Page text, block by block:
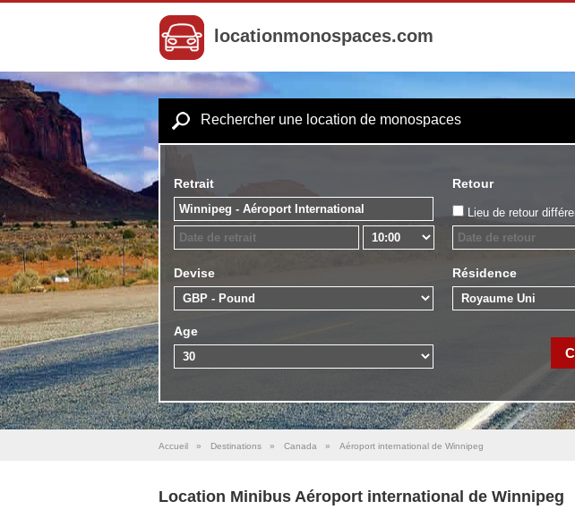
locationmonospaces.com
Rechercher une location de monospaces
Retrait Retour
Lieu de retour
Devise Résidence
Age
Accueil » Destinations » Canada » Aéroport international de Winnipeg
Location Minibus Aéroport international de Winnipeg